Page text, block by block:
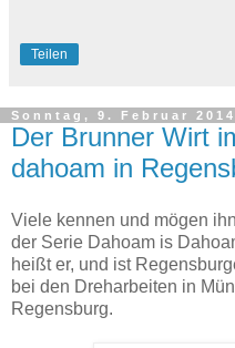
Teilen
Sonntag, 9. Februar 2014
Der Brunner Wirt
dahoam in
Viele kennen und mögen
der Serie Dahoam is
heißt er, und ist
bei den Dreharbeiten in
Regensburg.